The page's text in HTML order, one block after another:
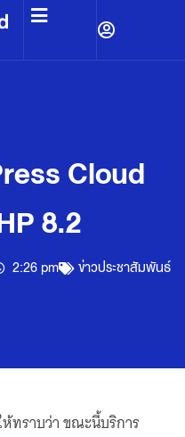
Cloud
8.2
2:26 pm ข่าวประชาสัมพันธ์
ทราบว่า ขณะนี้บริการ